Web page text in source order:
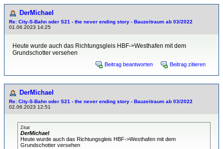
DerMichael
Re: City-S-Bahn oder S21 - the never ending story - Bauzeitraum ab 03/2022
01.06.2023 14:25
Heute wurde auch das Richtungsgleis HBF->Westhafen mit dem
Grundschotter versehen
Beitrag beantworten Beitrag zitieren
DerMichael
Re: City-S-Bahn oder S21 - the never ending story - Bauzeitraum ab 03/2022
02.06.2023 12:51
Zitat
DerMichael
Heute wurde auch das Richtungsgleis HBF->Westhafen mit dem
Grundschotter versehen